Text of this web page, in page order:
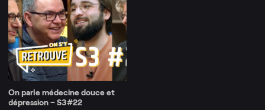
On parle médecine douce et
dépression – S3#22